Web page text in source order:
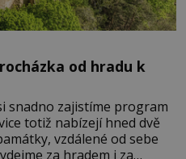
od hradu k
snadno zajistíme program
totiž nabízejí hned dvě
vzdálené od sebe
za hradem i za